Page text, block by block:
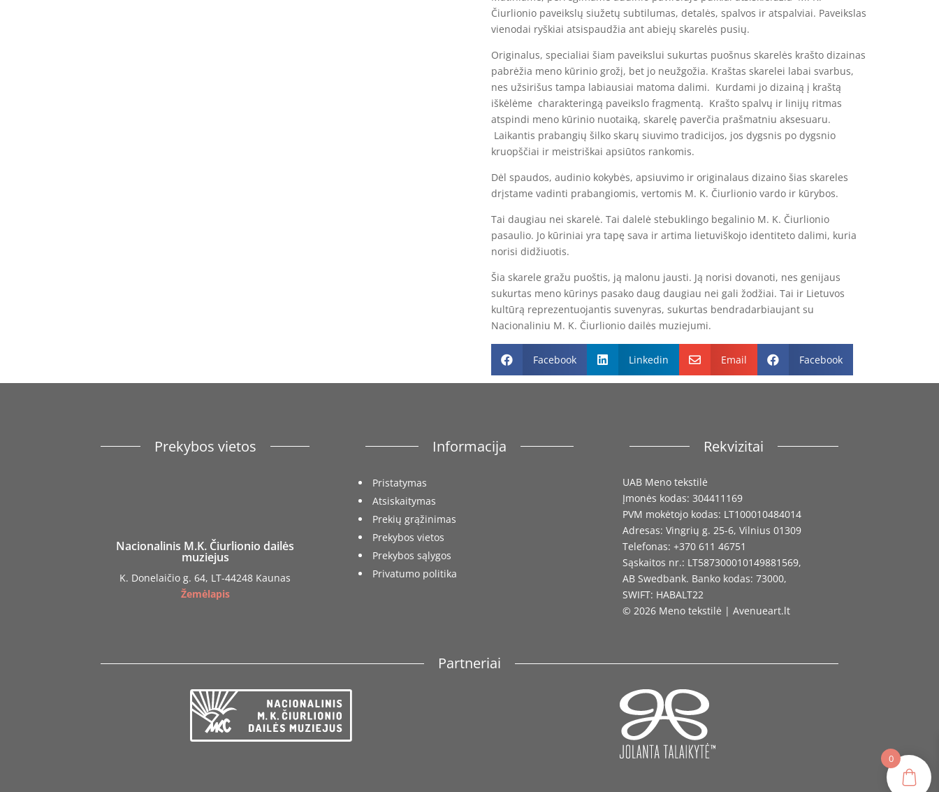
Čiurlionio paveikslų siužetų subtilumas, detalės, spalvos ir atspalviai. Paveikslas
vienodai ryškiai atsispaudžia ant abiejų skarelės pusių.
Originalus, specialiai šiam paveikslui sukurtas puošnus skarelės krašto dizainas
pabrėžia meno kūrinio grožį, bet jo neužgožia. Kraštas skarelei labai svarbus,
nes užsirišus tampa labiausiai matoma dalimi. Kurdami jo dizainą į kraštą
iškėlėme charakteringą paveikslo fragmentą. Krašto spalvų ir linijų ritmas
atspindi meno kūrinio nuotaiką, skarelę paverčia prašmatniu aksesuaru.
Laikantis prabangių šilko skarų siuvimo tradicijos, jos dygsnis po dygsnio
kruopščiai ir meistriškai apsiūtos rankomis.
Dėl spaudos, audinio kokybės, apsiuvimo ir originalaus dizaino šias skareles
drįstame vadinti prabangiomis, vertomis M. K. Čiurlionio vardo ir kūrybos.
Tai daugiau nei skarelė. Tai dalelė stebuklingo begalinio M. K. Čiurlionio
pasaulio. Jo kūriniai yra tapę sava ir artima lietuviškojo identiteto dalimi, kuria
norisi didžiuotis.
Šia skarele gražu puoštis, ją malonu jausti. Ją norisi dovanoti, nes genijaus
sukurtas meno kūrinys pasako daug daugiau nei gali žodžiai. Tai ir Lietuvos
kultūrą reprezentuojantis suvenyras, sukurtas bendradarbiaujant su
Nacionaliniu M. K. Čiurlionio dailės muziejumi.
 Facebook  Linkedin  Email  Facebook
Prekybos vietos
Nacionalinis M.K. Čiurlionio dailės
muziejus
K. Donelaičio g. 64, LT-44248 Kaunas
Žemėlapis
Informacija
Pristatymas
Atsiskaitymas
Prekių grąžinimas
Prekybos vietos
Prekybos sąlygos
Privatumo politika
Rekvizitai
UAB Meno tekstilė
Įmonės kodas: 304411169
PVM mokėtojo kodas: LT100010484014
Adresas: Vingrių g. 25-6, Vilnius 01309
Telefonas: +370 611 46751
Sąskaitos nr.: LT587300010149881569,
AB Swedbank. Banko kodas: 73000,
SWIFT: HABALT22
© 2026 Meno tekstilė | Avenueart.lt
Partneriai
0